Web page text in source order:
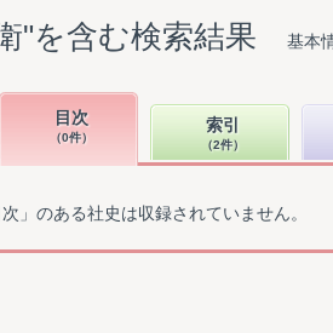
"を含む検索結果 基本
目次
（0件）
索引
（2件）
」のある社史は収録されていません。